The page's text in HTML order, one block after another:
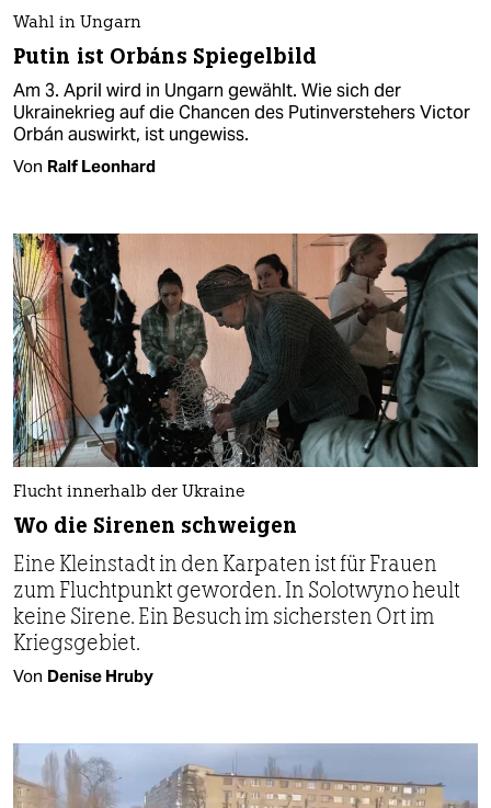
Wahl in Ungarn
Putin ist Orbáns Spiegelbild
Am 3. April wird in Ungarn gewählt. Wie sich der
Ukrainekrieg auf die Chancen des Putinverstehers Victor
Orbán auswirkt, ist ungewiss.
Von Ralf Leonhard
Flucht innerhalb der Ukraine
Wo die Sirenen schweigen
Eine Kleinstadt in den Karpaten ist für Frauen
zum Fluchtpunkt geworden. In Solotwyno heult
keine Sirene. Ein Besuch im sichersten Ort im
Kriegsgebiet.
Von Denise Hruby